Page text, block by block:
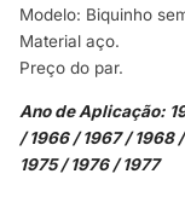
Modelo: Biquinho
Material aço.
Preço do par.
Ano de Aplicação:
/ 1966 / 1967 / 1968
1975 / 1976 / 1977